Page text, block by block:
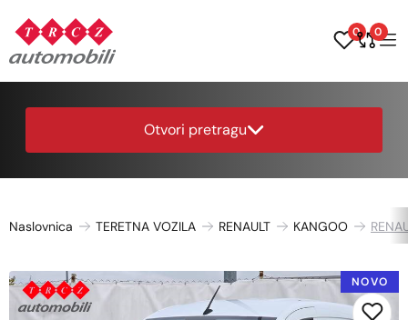
0 0
Otvori pretragu
Naslovnica TERETNA VOZILA RENAULT KANGOO
NOVO